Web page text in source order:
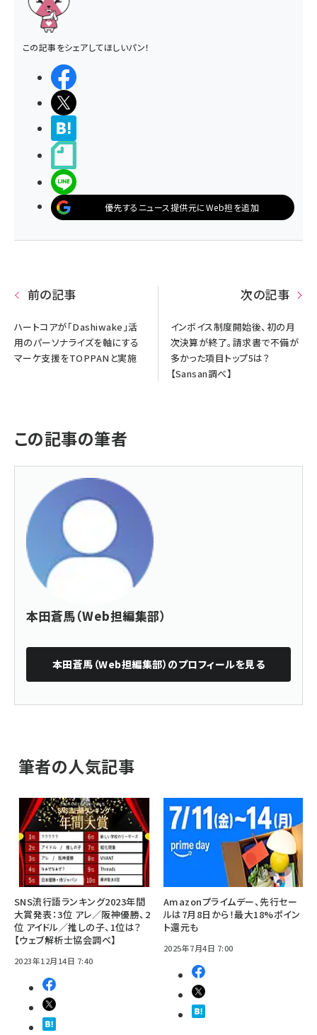
この記事をシェアしてほしいパン！
優先するニュース提供元にWeb担を追加
前の記事
ハートコアが「Dashiwake」活
用のパーソナライズを軸にする
マーケ支援をTOPPANと実施
次の記事
インボイス制度開始後、初の月
次決算が終了。請求書で不備が
多かった項目トップ5は？
【Sansan調べ】
この記事の筆者
本田蒼馬（Web担編集部）
本田蒼馬（Web担編集部） のプロフィールを見る
筆者の人気記事
SNS流行語ランキング2023年間
大賞発表：3位 アレ／阪神優勝、2
位 アイドル／推しの子、1位は？
【ウェブ解析士協会調べ】
2023年12月14日 7:40
Amazonプライムデー、先行セー
ルは7月8日から！最大18%ポイン
ト還元も
2025年7月4日 7:00